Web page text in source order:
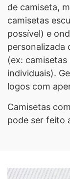
de camiseta,
camisetas
possível) e
personalizada
(ex:
individuais).
logos com
Camisetas
pode ser feito